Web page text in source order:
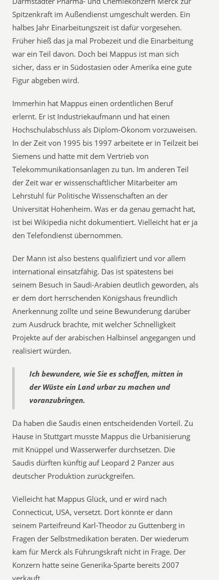
Spitzenkraft im Außendienst umgeschult werden. Ein
halbes Jahr Einarbeitungszeit ist dafür vorgesehen.
Früher hieß das ja mal Probezeit und die Einarbeitung
war ein Teil davon. Doch bei Mappus ist man sich
sicher, dass er in Südostasien oder Amerika eine gute
Figur abgeben wird.
Immerhin hat Mappus einen ordentlichen Beruf
erlernt. Er ist Industriekaufmann und hat einen
Hochschulabschluss als Diplom-Ökonom vorzuweisen.
In der Zeit von 1995 bis 1997 arbeitete er in Teilzeit bei
Siemens und hatte mit dem Vertrieb von
Telekommunikationsanlagen zu tun. Im anderen Teil
der Zeit war er wissenschaftlicher Mitarbeiter am
Lehrstuhl für Politische Wissenschaften an der
Universität Hohenheim. Was er da genau gemacht hat,
ist bei Wikipedia nicht dokumentiert. Vielleicht hat er ja
den Telefondienst übernommen.
Der Mann ist also bestens qualifiziert und vor allem
international einsatzfähig. Das ist spätestens bei
seinem Besuch in Saudi-Arabien deutlich geworden, als
er dem dort herrschenden Königshaus freundlich
Anerkennung zollte und seine Bewunderung darüber
zum Ausdruck brachte, mit welcher Schnelligkeit
Projekte auf der arabischen Halbinsel angegangen und
realisiert würden.
Ich bewundere, wie Sie es schaffen, mitten in
der Wüste ein Land urbar zu machen und
voranzubringen.
Da haben die Saudis einen entscheidenden Vorteil. Zu
Hause in Stuttgart musste Mappus die Urbanisierung
mit Knüppel und Wasserwerfer durchsetzen. Die
Saudis dürften künftig auf Leopard 2 Panzer aus
deutscher Produktion zurückgreifen.
Vielleicht hat Mappus Glück, und er wird nach
Connecticut, USA, versetzt. Dort könnte er dann
seinem Parteifreund Karl-Theodor zu Guttenberg in
Fragen der Selbstmedikation beraten. Der wiederum
kam für Merck als Führungskraft nicht in Frage. Der
Konzern hatte seine Generika-Sparte bereits 2007
verkauft.